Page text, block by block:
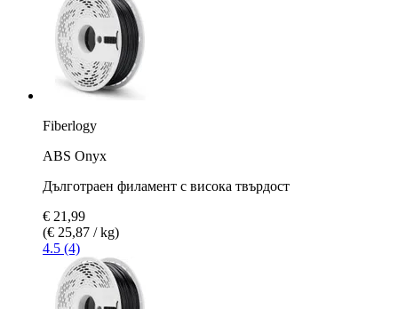
Fiberlogy
ABS Onyx
Дълготраен филамент с висока твърдост
€ 21,99
(€ 25,87 / kg)
4.5 (4)